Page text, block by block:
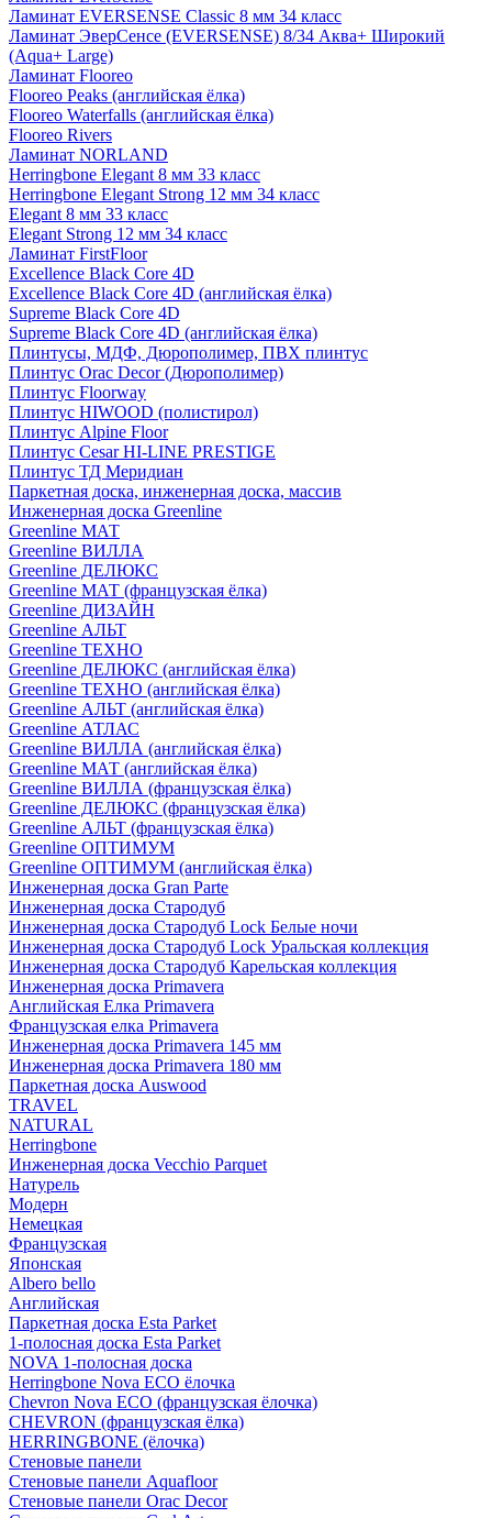
Ламинат EVERSENSE Classic 8 мм 34 класс
Ламинат ЭверСенсе (EVERSENSE) 8/34 Аква+ Широкий
(Aqua+ Large)
Ламинат Flooreo
Flooreo Peaks (английская ёлка)
Flooreo Waterfalls (английская ёлка)
Flooreo Rivers
Ламинат NORLAND
Herringbone Elegant 8 мм 33 класс
Herringbone Elegant Strong 12 мм 34 класс
Elegant 8 мм 33 класс
Elegant Strong 12 мм 34 класс
Ламинат FirstFloor
Excellence Black Core 4D
Excellence Black Core 4D (английская ёлка)
Supreme Black Core 4D
Supreme Black Core 4D (английская ёлка)
Плинтусы, МДФ, Дюрополимер, ПВХ плинтус
Плинтус Orac Decor (Дюрополимер)
Плинтус Floorway
Плинтус HIWOOD (полистирол)
Плинтус Alpine Floor
Плинтус Cesar HI-LINE PRESTIGE
Плинтус ТД Меридиан
Паркетная доска, инженерная доска, массив
Инженерная доска Greenline
Greenline МАТ
Greenline ВИЛЛА
Greenline ДЕЛЮКС
Greenline МАТ (французская ёлка)
Greenline ДИЗАЙН
Greenline АЛЬТ
Greenline ТЕХНО
Greenline ДЕЛЮКС (английская ёлка)
Greenline ТЕХНО (английская ёлка)
Greenline АЛЬТ (английская ёлка)
Greenline АТЛАС
Greenline ВИЛЛА (английская ёлка)
Greenline МАТ (английская ёлка)
Greenline ВИЛЛА (французская ёлка)
Greenline ДЕЛЮКС (французская ёлка)
Greenline АЛЬТ (французская ёлка)
Greenline ОПТИМУМ
Greenline ОПТИМУМ (английская ёлка)
Инженерная доска Gran Parte
Инженерная доска Стародуб
Инженерная доска Стародуб Lock Белые ночи
Инженерная доска Стародуб Lock Уральская коллекция
Инженерная доска Стародуб Карельская коллекция
Инженерная доска Primavera
Английская Елка Primavera
Французская елка Primavera
Инженерная доска Primavera 145 мм
Инженерная доска Primavera 180 мм
Паркетная доска Auswood
TRAVEL
NATURAL
Herringbone
Инженерная доска Vecchio Parquet
Натурель
Модерн
Немецкая
Французская
Японская
Albero bello
Английская
Паркетная доска Esta Parket
1-полосная доска Esta Parket
NOVA 1-полосная доска
Herringbone Nova ECO ёлочка
Chevron Nova ECO (французская ёлочка)
CHEVRON (французская ёлка)
HERRINGBONE (ёлочка)
Стеновые панели
Стеновые панели Aquafloor
Стеновые панели Orac Decor